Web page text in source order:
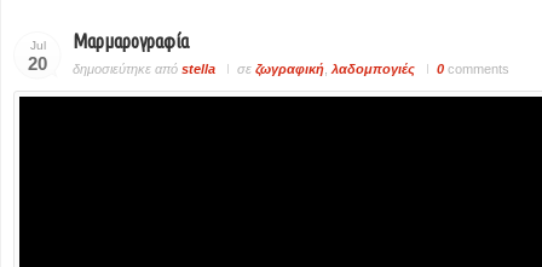
Jul
20
Μαρμαρογραφία
δημοσιεύτηκε από stella σε ζωγραφική λαδομπογιές 0 comments